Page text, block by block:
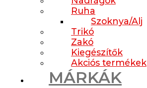
Ruha
Szoknya/Alj
Trikó
Zakó
Kiegészítők
Akciós termékek
MÁRKÁK